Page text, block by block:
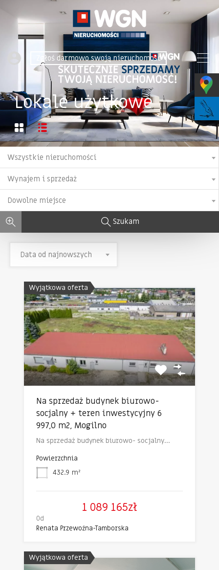
Zgłoś darmowo swoją nieruchomość
Lokale użytkowe
Wszystkie nieruchomości
Wynajem i sprzedaż
Dowolne miejsce
Szukam
Data od najnowszych
Wyjątkowa oferta
Na sprzedaż budynek biurowo-
socjalny + teren inwestycyjny 6
997,0 m2, Mogilno
Na sprzedaż budynek biurowo- socjalny…
Powierzchnia
432.9 m²
1 089 165zł
Od
Renata Przewoźna-Tamborska
Wyjątkowa oferta